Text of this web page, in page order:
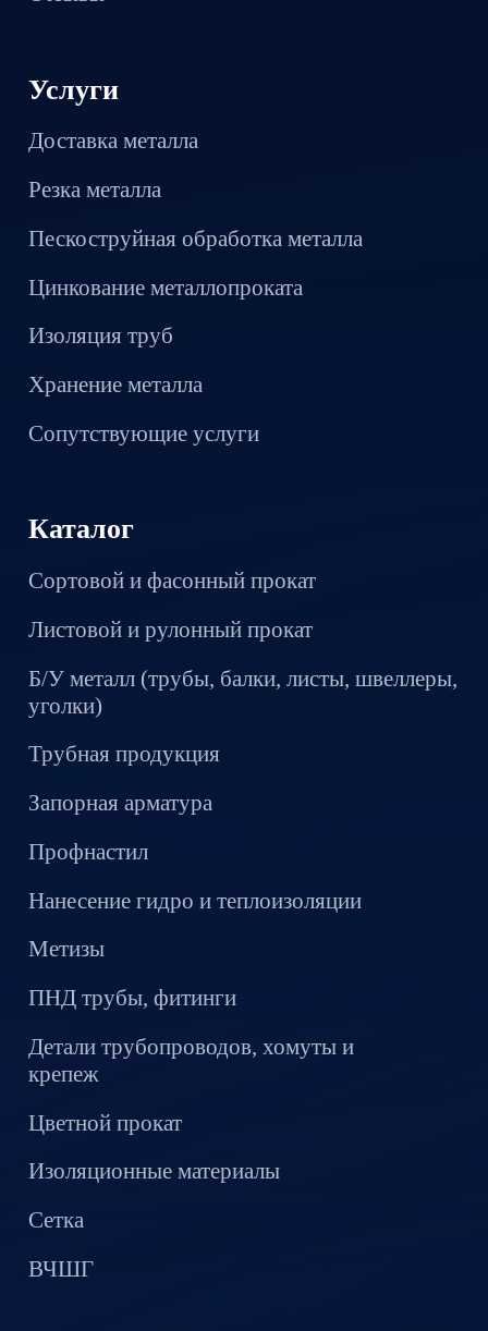
Услуги
Доставка металла
Резка металла
Пескоструйная обработка металла
Цинкование металлопроката
Изоляция труб
Хранение металла
Сопутствующие услуги
Каталог
Сортовой и фасонный прокат
Листовой и рулонный прокат
Б/У металл (трубы, балки, листы, швеллеры,
уголки)
Трубная продукция
Запорная арматура
Профнастил
Нанесение гидро и теплоизоляции
Метизы
ПНД трубы, фитинги
Детали трубопроводов, хомуты и
крепеж
Цветной прокат
Изоляционные материалы
Сетка
ВЧШГ